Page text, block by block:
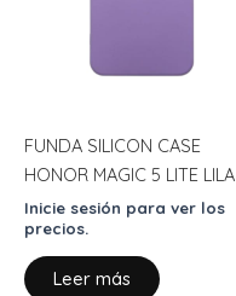
FUNDA SILICON CASE
HONOR MAGIC 5 LITE LILA
Inicie sesión para ver los
precios.
Leer más